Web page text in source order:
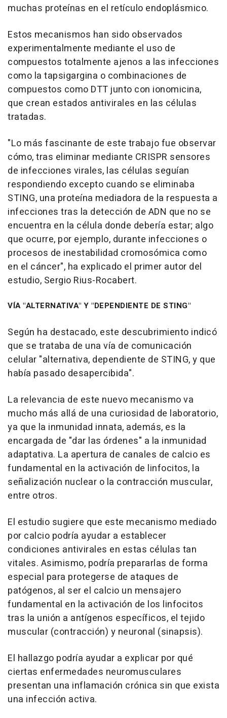
muchas proteínas en el retículo endoplásmico.
Estos mecanismos han sido observados
experimentalmente mediante el uso de
compuestos totalmente ajenos a las infecciones
como la tapsigargina o combinaciones de
compuestos como DTT junto con ionomicina,
que crean estados antivirales en las células
tratadas.
"Lo más fascinante de este trabajo fue observar
cómo, tras eliminar mediante CRISPR sensores
de infecciones virales, las células seguían
respondiendo excepto cuando se eliminaba
STING, una proteína mediadora de la respuesta a
infecciones tras la detección de ADN que no se
encuentra en la célula donde debería estar; algo
que ocurre, por ejemplo, durante infecciones o
procesos de inestabilidad cromosómica como
en el cáncer", ha explicado el primer autor del
estudio, Sergio Rius-Rocabert.
VÍA "ALTERNATIVA" Y "DEPENDIENTE DE STING"
Según ha destacado, este descubrimiento indicó
que se trataba de una vía de comunicación
celular "alternativa, dependiente de STING, y que
había pasado desapercibida".
La relevancia de este nuevo mecanismo va
mucho más allá de una curiosidad de laboratorio,
ya que la inmunidad innata, además, es la
encargada de "dar las órdenes" a la inmunidad
adaptativa. La apertura de canales de calcio es
fundamental en la activación de linfocitos, la
señalización nuclear o la contracción muscular,
entre otros.
El estudio sugiere que este mecanismo mediado
por calcio podría ayudar a establecer
condiciones antivirales en estas células tan
vitales. Asimismo, podría prepararlas de forma
especial para protegerse de ataques de
patógenos, al ser el calcio un mensajero
fundamental en la activación de los linfocitos
tras la unión a antígenos específicos, el tejido
muscular (contracción) y neuronal (sinapsis).
El hallazgo podría ayudar a explicar por qué
ciertas enfermedades neuromusculares
presentan una inflamación crónica sin que exista
una infección activa.